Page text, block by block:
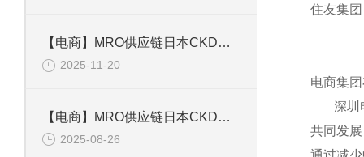
【电商】MRO供应链日本CKD喜开理电磁阀ADK 11-20A
2025-11-20
【电商】MRO供应链日本CKD喜开理 电磁AD11-8A-03A AC110V
2025-08-26
住友集
电商集
深圳电
共同发展